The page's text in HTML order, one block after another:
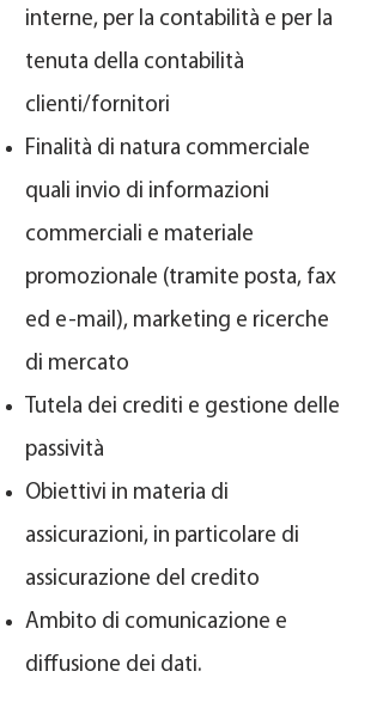
interne, per la contabilità e per la
tenuta della contabilità
clienti/fornitori
Finalità di natura commerciale
quali invio di informazioni
commerciali e materiale
promozionale (tramite posta, fax
ed e-mail), marketing e ricerche
di mercato
Tutela dei crediti e gestione delle
passività
Obiettivi in materia di
assicurazioni, in particolare di
assicurazione del credito
Ambito di comunicazione e
diffusione dei dati.